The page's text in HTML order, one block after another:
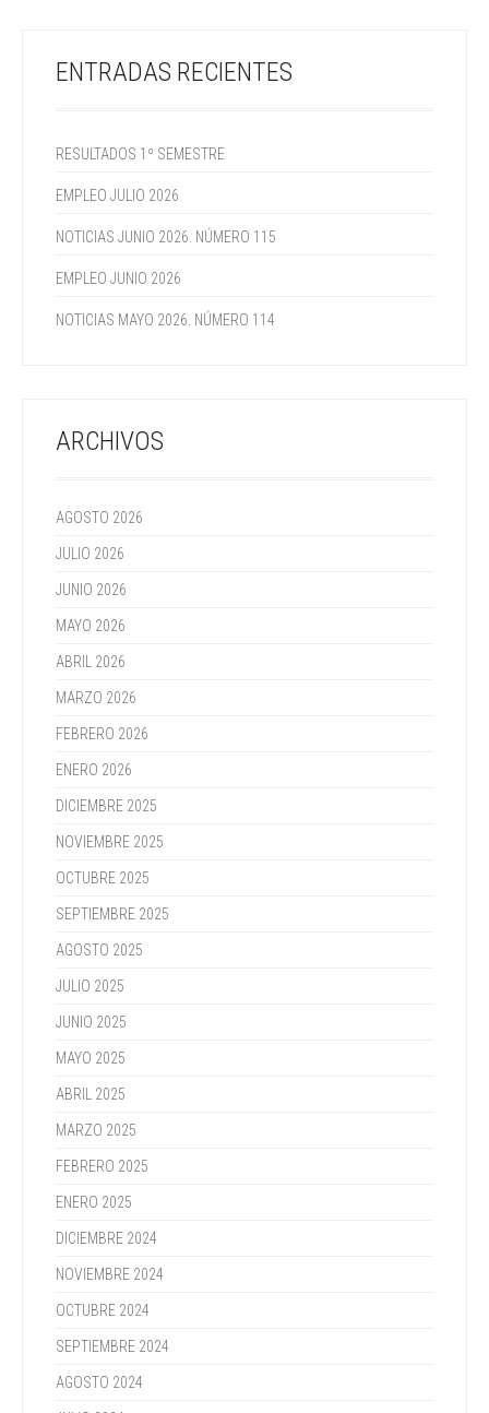
ENTRADAS RECIENTES
RESULTADOS 1º SEMESTRE
EMPLEO JULIO 2026
NOTICIAS JUNIO 2026. NÚMERO 115
EMPLEO JUNIO 2026
NOTICIAS MAYO 2026. NÚMERO 114
ARCHIVOS
AGOSTO 2026
JULIO 2026
JUNIO 2026
MAYO 2026
ABRIL 2026
MARZO 2026
FEBRERO 2026
ENERO 2026
DICIEMBRE 2025
NOVIEMBRE 2025
OCTUBRE 2025
SEPTIEMBRE 2025
AGOSTO 2025
JULIO 2025
JUNIO 2025
MAYO 2025
ABRIL 2025
MARZO 2025
FEBRERO 2025
ENERO 2025
DICIEMBRE 2024
NOVIEMBRE 2024
OCTUBRE 2024
SEPTIEMBRE 2024
AGOSTO 2024